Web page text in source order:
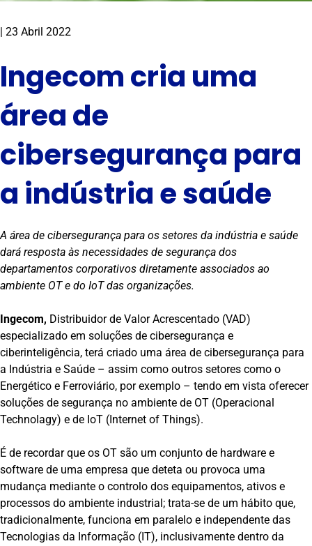
| 23 Abril 2022
Ingecom cria uma
área de
cibersegurança para
a indústria e saúde
A área de cibersegurança para os setores da indústria e saúde
dará resposta às necessidades de segurança dos
departamentos corporativos diretamente associados ao
ambiente OT e do IoT das organizações.
Ingecom, Distribuidor de Valor Acrescentado (VAD)
especializado em soluções de cibersegurança e
ciberinteligência, terá criado uma área de cibersegurança para
a Indústria e Saúde – assim como outros setores como o
Energético e Ferroviário, por exemplo – tendo em vista oferecer
soluções de segurança no ambiente de OT (Operacional
Technolagy) e de IoT (Internet of Things).
É de recordar que os OT são um conjunto de hardware e
software de uma empresa que deteta ou provoca uma
mudança mediante o controlo dos equipamentos, ativos e
processos do ambiente industrial; trata-se de um hábito que,
tradicionalmente, funciona em paralelo e independente das
Tecnologias da Informação (IT), inclusivamente dentro da